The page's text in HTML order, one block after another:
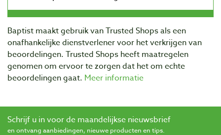
Baptist maakt gebruik van Trusted Shops als een
onafhankelijke dienstverlener voor het verkrijgen van
beoordelingen. Trusted Shops heeft maatregelen
genomen om ervoor te zorgen dat het om echte
beoordelingen gaat. Meer informatie
Schrijf u in voor de maandelijkse nieuwsbrief
en ontvang aanbiedingen, nieuwe producten en tips.